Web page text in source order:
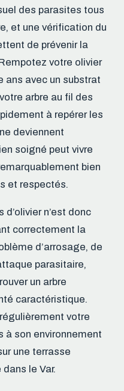
des parasites tous
et une vérification du
de prévenir la
votre olivier
ans avec un substrat
arbre au fil des
à repérer les
deviennent
soigné peut vivre
bien
et respectés.
n’est donc
correctement la
d’arrosage, de
parasitaire,
un arbre
caractéristique.
votre
à son environnement
une terrasse
le Var.